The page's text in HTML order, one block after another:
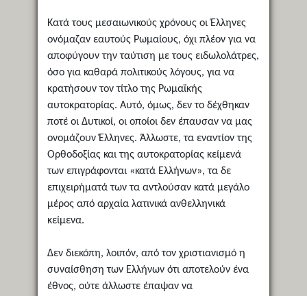
Κατά τους μεσαιωνικούς χρόνους οι Έλληνες
ονόμαζαν εαυτούς Ρωμαίους, όχι πλέον για να
αποφύγουν την ταύτιση με τους ειδωλολάτρες,
όσο για καθαρά πολιτικούς λόγους, για να
κρατήσουν τον τίτλο της Ρωμαϊκής
αυτοκρατορίας. Αυτό, όμως, δεν το δέχθηκαν
ποτέ οι Δυτικοί, οι οποίοι δεν έπαυσαν να μας
ονομάζουν Έλληνες. Άλλωστε, τα εναντίον της
Ορθοδοξίας και της αυτοκρατορίας κείμενά
των επιγράφονται «κατά Ελλήνων», τα δε
επιχειρήματά των τα αντλούσαν κατά μεγάλο
μέρος από αρχαία λατινικά ανθελληνικά
κείμενα.
Δεν διεκόπη, λοιπόν, από τον χριστιανισμό η
συναίσθηση των Ελλήνων ότι αποτελούν ένα
έθνος, ούτε άλλωστε έπαψαν να